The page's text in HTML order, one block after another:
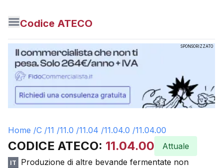
Codice ATECO
SPONSORIZZATO
Home /C /11 /11.0 /11.04 /11.04.0 /11.04.00
CODICE ATECO: 11.04.00 Attuale
IT
Produzione di altre bevande fermentate non